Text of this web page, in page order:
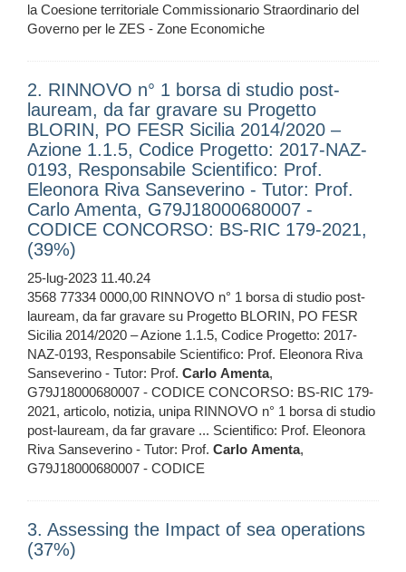
la Coesione territoriale Commissionario Straordinario del
Governo per le ZES - Zone Economiche
2. RINNOVO n° 1 borsa di studio post-
lauream, da far gravare su Progetto
BLORIN, PO FESR Sicilia 2014/2020 –
Azione 1.1.5, Codice Progetto: 2017-NAZ-
0193, Responsabile Scientifico: Prof.
Eleonora Riva Sanseverino - Tutor: Prof.
Carlo Amenta, G79J18000680007 -
CODICE CONCORSO: BS-RIC 179-2021,
(39%)
25-lug-2023 11.40.24
3568 77334 0000,00 RINNOVO n° 1 borsa di studio post-
lauream, da far gravare su Progetto BLORIN, PO FESR
Sicilia 2014/2020 – Azione 1.1.5, Codice Progetto: 2017-
NAZ-0193, Responsabile Scientifico: Prof. Eleonora Riva
Sanseverino - Tutor: Prof. Carlo Amenta,
G79J18000680007 - CODICE CONCORSO: BS-RIC 179-
2021, articolo, notizia, unipa RINNOVO n° 1 borsa di studio
post-lauream, da far gravare ... Scientifico: Prof. Eleonora
Riva Sanseverino - Tutor: Prof. Carlo Amenta,
G79J18000680007 - CODICE
3. Assessing the Impact of sea operations
(37%)